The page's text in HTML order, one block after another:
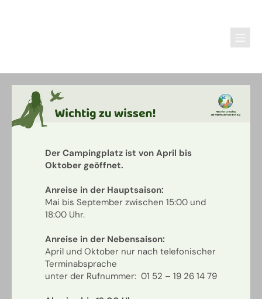
Der Campingplatz ist von April bis
Oktober geöffnet.
Anreise in der Hauptsaison:
Mai bis September zwischen 15:00 und
18:00 Uhr.
Anreise in der Nebensaison:
April und Oktober nur nach telefonischer
Terminabsprache
unter der Rufnummer: 01 52 – 19 26 14 79